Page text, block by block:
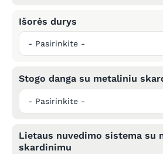
Išorės durys
Stogo danga su metaliniu
Lietaus nuvedimo sistema su
skardinimu